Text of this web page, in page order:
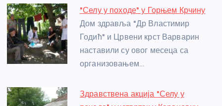
"Селу у походе" у Горњем Крчину
Дом здравља "Др Властимир
Годић" и Црвени крст Варварин
наставили су овог месеца са
организовањем…
Здравствена акција "Селу у